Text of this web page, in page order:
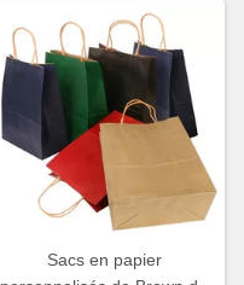
Sacs en papier